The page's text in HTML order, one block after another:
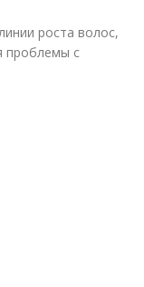
роста волос,
проблемы с